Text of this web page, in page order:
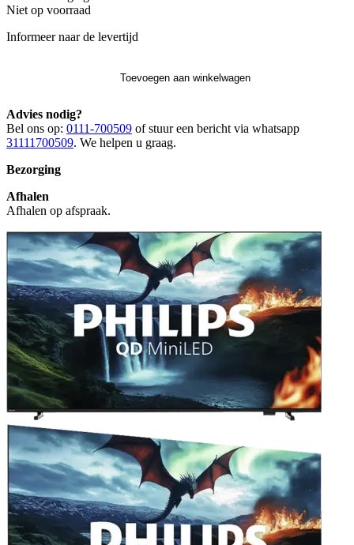
Niet op voorraad
Informeer naar de levertijd
Toevoegen aan winkelwagen
Advies nodig?
Bel ons op: 0111-700509 of stuur een bericht via whatsapp
31111700509. We helpen u graag.
Bezorging
Afhalen
Afhalen op afspraak.